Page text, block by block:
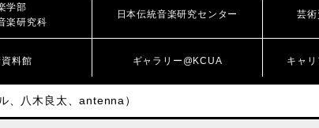
学部
楽研究科
日本伝統音楽研究センター 芸術
料館 ギャラリー@KCUA キャ
、八木良太、antenna）